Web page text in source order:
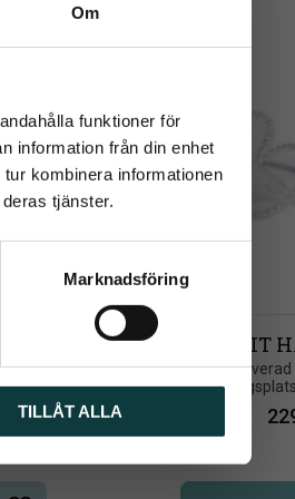
Om
funktioner för
information från din enhet
kombinera informationen
tjänster.
Marknadsföring
TILLÅT ALLA
och
för att
negativa
LIKIT
​Håll din häst
eller på
close